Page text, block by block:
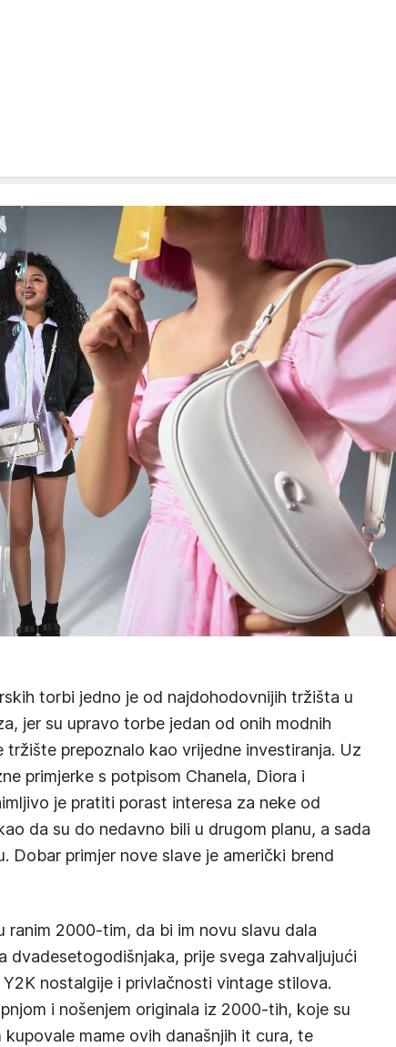
torbi jedno je od najdohodovnijih tržišta u
jer su upravo torbe jedan od onih modnih
tržište prepoznalo kao vrijedne investiranja. Uz
primjerke s potpisom Chanela, Diora i
je pratiti porast interesa za neke od
da su do nedavno bili u drugom planu, a sada
Dobar primjer nove slave je američki brend
ranim 2000-tim, da bi im novu slavu dala
dvadesetogodišnjaka, prije svega zahvaljujući
nostalgije i privlačnosti vintage stilova.
i nošenjem originala iz 2000-tih, koje su
mame ovih današnjih it cura, te